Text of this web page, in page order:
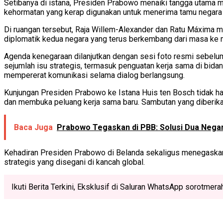
Setibanya di istana, Presiden Prabowo menaiki tangga utama
kehormatan yang kerap digunakan untuk menerima tamu
Di ruangan tersebut, Raja Willem-Alexander dan Ratu Máxima
diplomatik kedua negara yang terus berkembang dari masa ke
Agenda kenegaraan dilanjutkan dengan sesi foto resmi
sejumlah isu strategis, termasuk penguatan kerja sama di
mempererat komunikasi selama dialog berlangsung.
Kunjungan Presiden Prabowo ke Istana Huis ten Bosch tidak
dan membuka peluang kerja sama baru. Sambutan yang
Baca Juga Prabowo Tegaskan di PBB: Solusi Dua
Kehadiran Presiden Prabowo di Belanda sekaligus
strategis yang disegani di kancah global.
Ikuti Berita Terkini, Eksklusif di Saluran WhatsApp